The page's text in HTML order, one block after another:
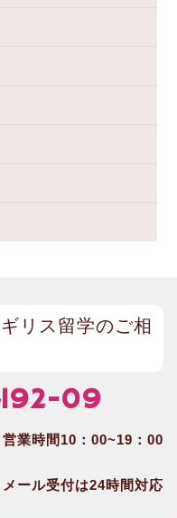
リス留学のご相
09
営業時間10：00~19：00
メール受付は24時間対応